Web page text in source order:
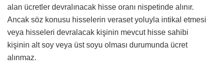
alan ücretler devralınacak hisse oranı nispetinde alınır.
Ancak söz konusu hisselerin veraset yoluyla intikal etmesi
veya hisseleri devralacak kişinin mevcut hisse sahibi
kişinin alt soy veya üst soyu olması durumunda ücret
alınmaz.